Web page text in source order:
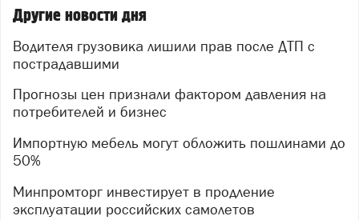
Другие новости дня
Водителя грузовика лишили прав после ДТП с
пострадавшими
Прогнозы цен признали фактором давления на
потребителей и бизнес
Импортную мебель могут обложить пошлинами до
50%
Минпромторг инвестирует в продление
эксплуатации российских самолетов